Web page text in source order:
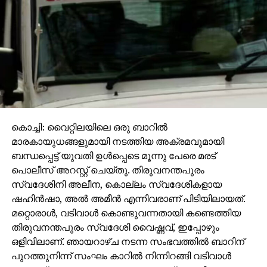
കൊച്ചി: വൈറ്റിലയിലെ ഒരു ബാറില്‍
മാരകായുധങ്ങളുമായി നടത്തിയ അക്രമവുമായി
ബന്ധപ്പെട്ട് യുവതി ഉള്‍പ്പെടെ മൂന്നു പേരെ മരട്
പൊലീസ് അറസ്റ്റ് ചെയ്തു. തിരുവനന്തപുരം
സ്വദേശിനി അലീന, കൊല്ലം സ്വദേശികളായ
ഷഹിന്‍ഷാ, അല്‍ അമീന്‍ എന്നിവരാണ് പിടിയിലായത്.
മറ്റൊരാള്‍, വടിവാള്‍ കൊണ്ടുവന്നതായി കണ്ടെത്തിയ
തിരുവനന്തപുരം സ്വദേശി വൈഷ്ണവ്, ഇപ്പോഴും
ഒളിവിലാണ്. ഞായറാഴ്ച നടന്ന സംഭവത്തില്‍ ബാറിന്
പുറത്തുനിന്ന് സംഘം കാറില്‍ നിന്നിറങ്ങി വടിവാള്‍